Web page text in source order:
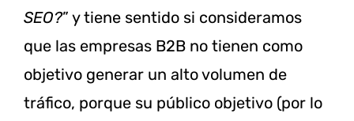
SEO?” y tiene sentido si consideramos
que las empresas B2B no tienen como
objetivo generar un alto volumen de
tráfico, porque su público objetivo (por lo